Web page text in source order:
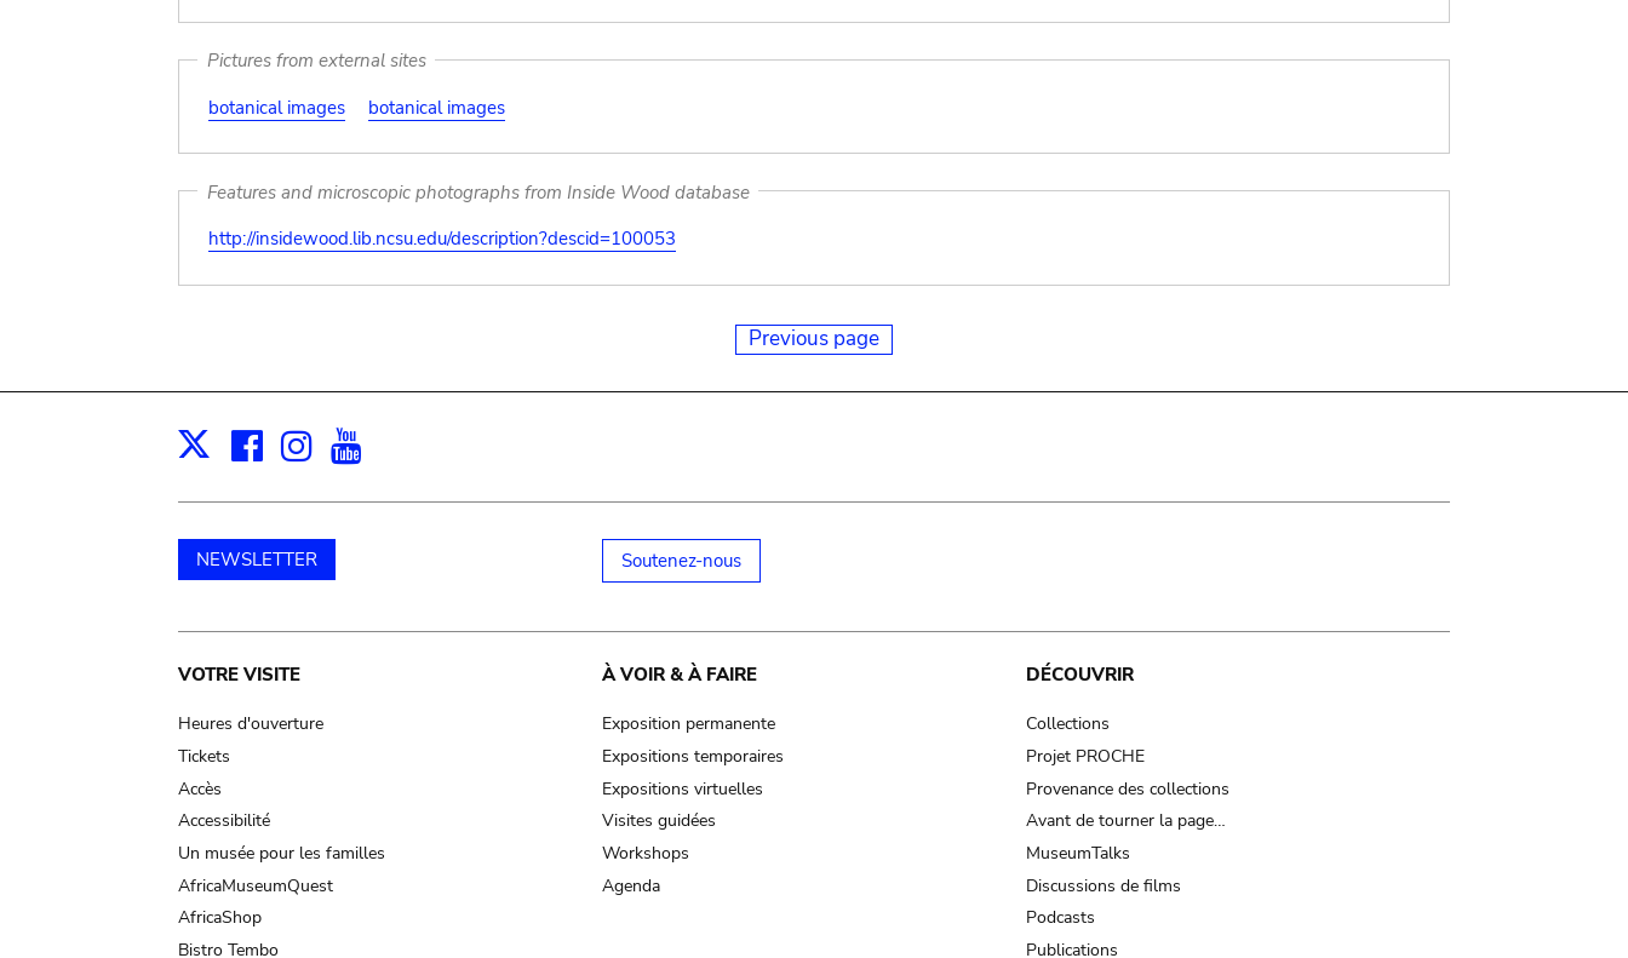
Pictures from external sites
botanical images
botanical images
Features and microscopic photographs from Inside Wood database
http://insidewood.lib.ncsu.edu/description?descid=100053
Previous page
X Facebook
Instagram
NEWSLETTER Soutenez-nous
Main
navigation
VOTRE VISITE
Heures d'ouverture
Tickets
Accès
Accessibilité
Un musée pour les familles
AfricaMuseumQuest
AfricaShop
Bistro Tembo
À VOIR & À FAIRE
Exposition permanente
Expositions temporaires
Expositions virtuelles
Visites guidées
Workshops
Agenda
DÉCOUVRIR
Collections
Projet PROCHE
Provenance des collections
Avant de tourner la page…
MuseumTalks
Discussions de films
Podcasts
Publications